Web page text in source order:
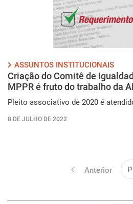
ASSUNTOS INSTITUCIONAIS
Criação do Comitê de
MPPR é fruto do trabalho da
Pleito associativo de 2020 é
8 DE JULHO DE 2022
Anterior